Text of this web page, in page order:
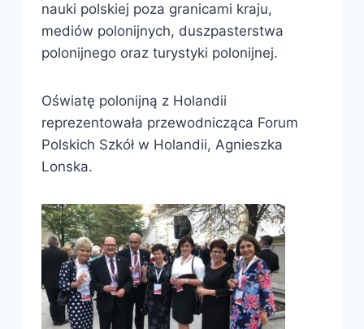
nauki polskiej poza granicami kraju,
mediów polonijnych, duszpasterstwa
polonijnego oraz turystyki polonijnej.
Oświatę polonijną z Holandii
reprezentowała przewodnicząca Forum
Polskich Szkół w Holandii, Agnieszka
Lonska.